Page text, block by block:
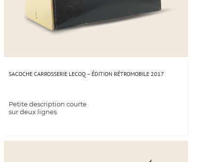
SACOCHE CARROSSERIE LECOQ – ÉDITION RÉTROMOBILE 2017
Petite description courte
sur deux lignes